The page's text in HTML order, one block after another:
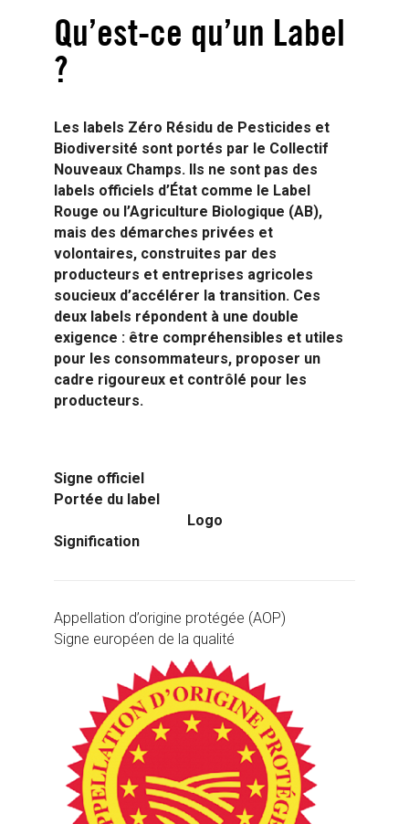
Qu’est-ce qu’un Label
?
Les labels Zéro Résidu de Pesticides et
Biodiversité sont portés par le Collectif
Nouveaux Champs. Ils ne sont pas des
labels officiels d’État comme le Label
Rouge ou l’Agriculture Biologique (AB),
mais des démarches privées et
volontaires, construites par des
producteurs et entreprises agricoles
soucieux d’accélérer la transition. Ces
deux labels répondent à une double
exigence : être compréhensibles et utiles
pour les consommateurs, proposer un
cadre rigoureux et contrôlé pour les
producteurs.
Signe officiel
Portée du label
Logo
Signification
Appellation d’origine protégée (AOP)
Signe européen de la qualité